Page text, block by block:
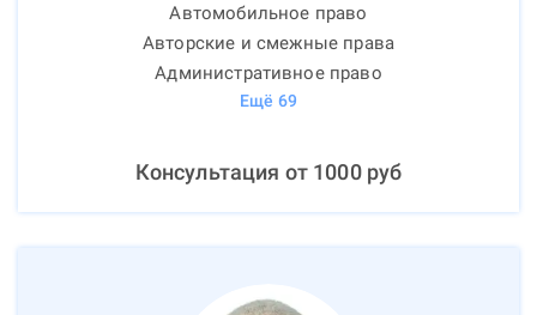
Автомобильное право
Авторские и смежные права
Административное право
Ещё 69
Консультация от 1000руб